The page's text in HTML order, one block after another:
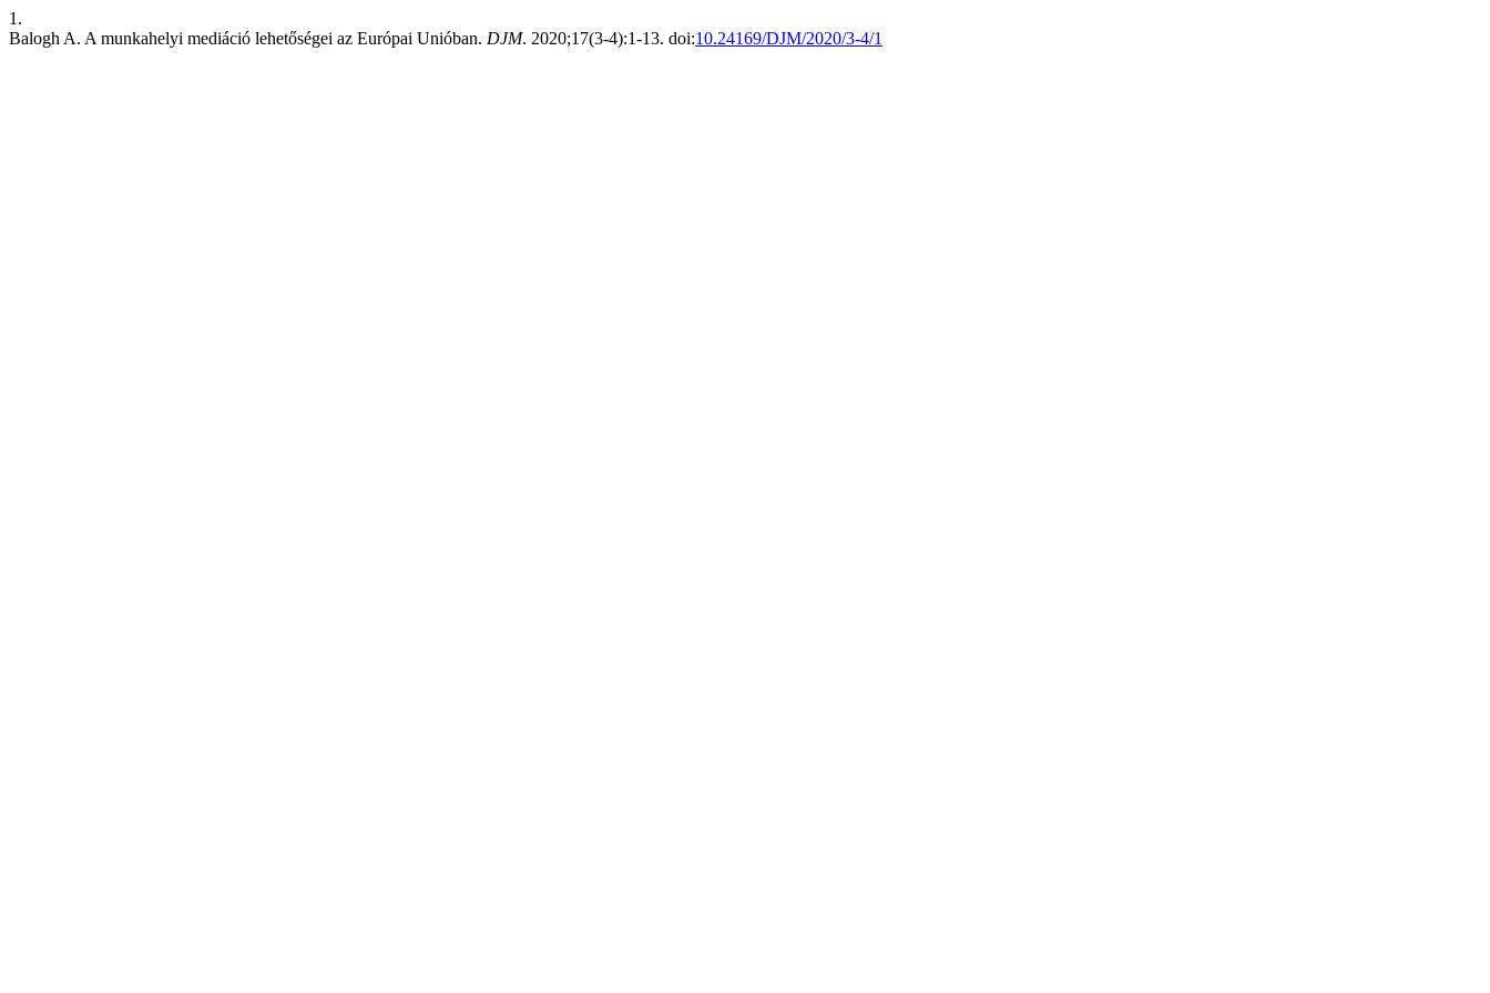
1.
Balogh A. A munkahelyi mediáció lehetőségei az Európai Unióban. DJM. 2020;17(3-4):1-13. doi:10.24169/DJM/2020/3-4/1